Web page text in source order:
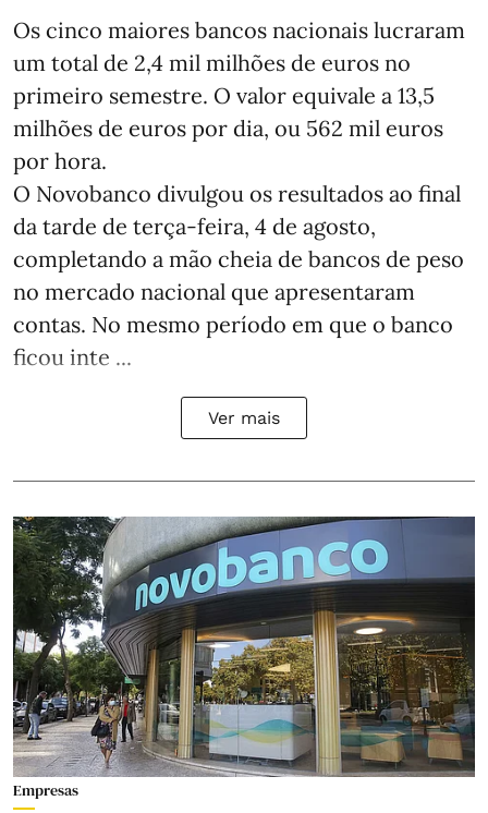
Os cinco maiores bancos nacionais lucraram
um total de 2,4 mil milhões de euros no
primeiro semestre. O valor equivale a 13,5
milhões de euros por dia, ou 562 mil euros
por hora.
O Novobanco divulgou os resultados ao final
da tarde de terça-feira, 4 de agosto,
completando a mão cheia de bancos de peso
no mercado nacional que apresentaram
contas. No mesmo período em que o banco
ficou inte ...
Ver mais
Empresas